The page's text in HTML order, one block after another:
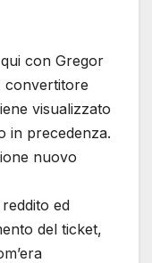
con Gregor
convertitore
visualizzato
in precedenza.
nuovo
ed
del ticket,